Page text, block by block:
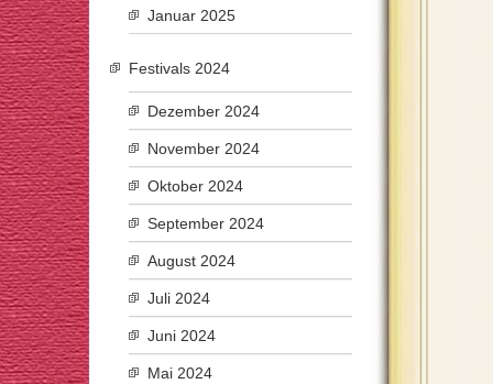
Januar 2025
Festivals 2024
Dezember 2024
November 2024
Oktober 2024
September 2024
August 2024
Juli 2024
Juni 2024
Mai 2024